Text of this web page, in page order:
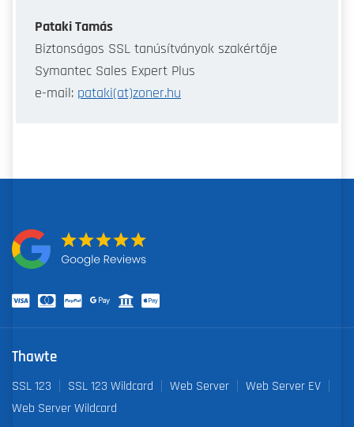
Pataki Tamás
Biztonságos SSL tanúsítványok szakértője
Symantec Sales Expert Plus
e-mail: pataki(at)zoner.hu
Thawte
SSL 123 SSL 123 Wildcard Web Server
Web Server EV
Web Server Wildcard